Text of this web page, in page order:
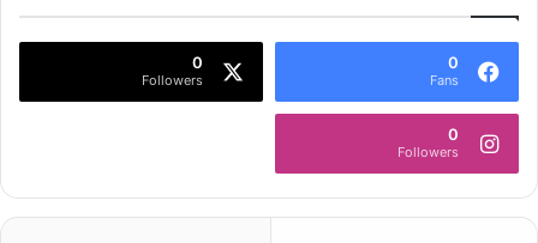
0
Fans
0
Followers
0
Followers